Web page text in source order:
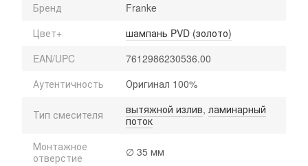
Бренд
Franke
Цвет+
шампань PVD (золото)
EAN/UPC
7612986230536.00
Аутентичность
Оригинал 100%
Тип смесителя вытяжной излив, ламинарный
поток
Монтажное
отверстие
∅ 35 мм